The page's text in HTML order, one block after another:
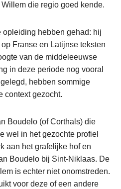
die regio goed kende.
hebben gehad: hij
Franse en Latijnse teksten
van de middeleeuwse
in deze periode nog vooral
hebben sommige
context gezocht.
Boudelo (of Corthals) die
wel in het gezochte profiel
aan het grafelijke hof en
Boudelo bij Sint-Niklaas. De
is echter niet onomstreden.
voor deze of een andere